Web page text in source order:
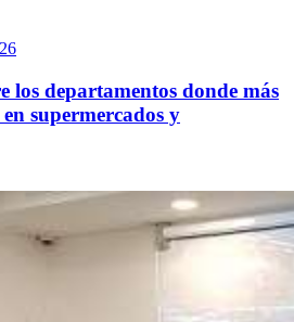
los departamentos donde más
supermercados y